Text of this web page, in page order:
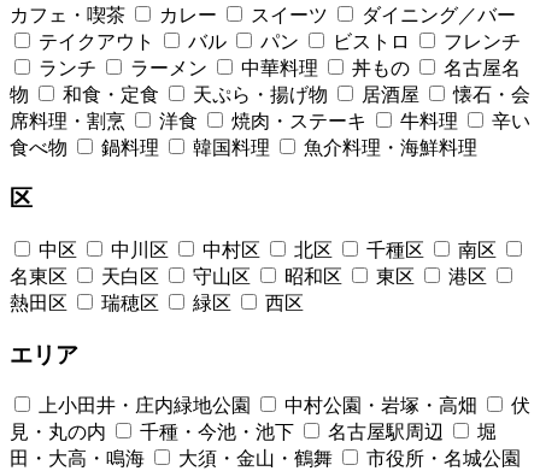
カフェ・喫茶
カレー スイーツ
ダイニング／バー
テイクアウト
バル パン ビストロ
フレンチ
ランチ
ラーメン 中華料理 丼もの
名古屋名
物
和食・定食 天ぷら・揚げ物 居酒屋
懐石・会
席料理・割烹
洋食 焼肉・ステーキ 牛料理
辛い
食べ物
鍋料理 韓国料理 魚介料理・海鮮料理
区
中区 中川区 中村区 北区 千種区
南区
名東区
天白区 守山区 昭和区 東区
港区
熱田区
瑞穂区 緑区 西区
エリア
上小田井・庄内緑地公園 中村公園・岩塚・高畑
伏
見・丸の内
千種・今池・池下 名古屋駅周辺
堀
田・大高・鳴海
大須・金山・鶴舞
市役所・名城公園